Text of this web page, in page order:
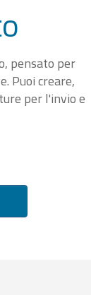
pensato per
Puoi creare,
per l'invio e